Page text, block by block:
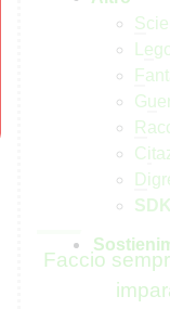
S
e
F
Gu
R
Ci
D
SDK
So
Faccio